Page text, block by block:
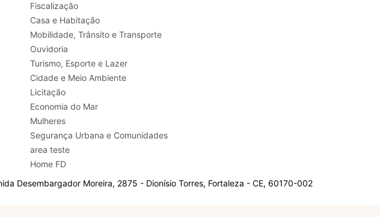
Fiscalização
Casa e Habitação
Mobilidade, Trânsito e Transporte
Ouvidoria
Turismo, Esporte e Lazer
Cidade e Meio Ambiente
Licitação
Economia do Mar
Mulheres
Segurança Urbana e Comunidades
area teste
Home FD
Desembargador Moreira, 2875 - Dionísio Torres, Fortaleza - CE, 60170-002